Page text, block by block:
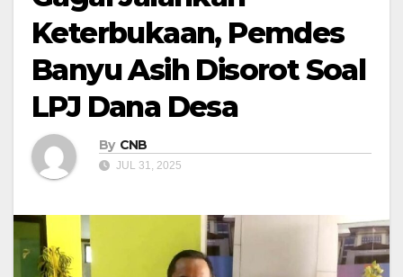
Keterbukaan, Pemdes
Banyu Asih Disorot Soal
LPJ Dana Desa
By CNB
JUL 31, 2025